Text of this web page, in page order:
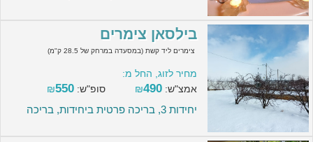
בילסאן צימרים
צימרים ליד קשת (במסעדה במרחק של 28.5 ק"מ)
מחיר לזוג, החל מ:
אמצ"ש:
₪490 סופ"ש: ₪550
יחידות 3, בריכה פרטית ביחידות, בריכה